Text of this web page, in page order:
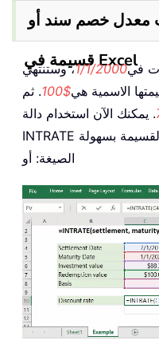
معدل خصم سند أو
قسيمة في Excel
في1/1/2000، وستنتهي
الاسمية هي$100
. ثم
. يمكنك الآن استخدام دالة
الصيغة: أو